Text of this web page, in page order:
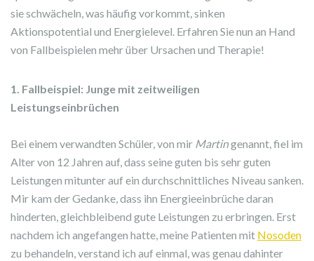
sie schwächeln, was häufig vorkommt, sinken
Aktionspotential und Energielevel. Erfahren Sie nun an Hand
von Fallbeispielen mehr über Ursachen und Therapie!
1. Fallbeispiel: Junge mit zeitweiligen
Leistungseinbrüchen
Bei einem verwandten Schüler, von mir Martingenannt, fiel im
Alter von 12 Jahren auf, dass seine guten bis sehr guten
Leistungen mitunter auf ein durchschnittliches Niveau sanken.
Mir kam der Gedanke, dass ihn Energieeinbrüche daran
hinderten, gleichbleibend gute Leistungen zu erbringen. Erst
nachdem ich angefangen hatte, meine Patienten mit Nosoden
zu behandeln, verstand ich auf einmal, was genau dahinter